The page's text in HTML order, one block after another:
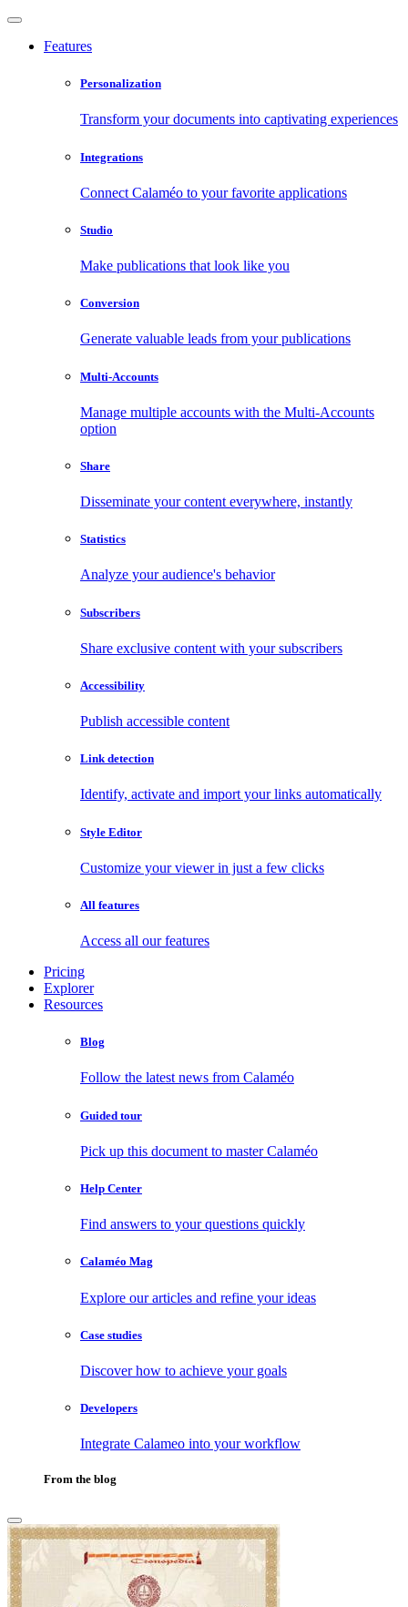
Features
Personalization
Transform your documents into captivating experiences
Integrations
Connect Calaméo to your favorite applications
Studio
Make publications that look like you
Conversion
Generate valuable leads from your publications
Multi-Accounts
Manage multiple accounts with the Multi-Accounts
option
Share
Disseminate your content everywhere, instantly
Statistics
Analyze your audience's behavior
Subscribers
Share exclusive content with your subscribers
Accessibility
Publish accessible content
Link detection
Identify, activate and import your links automatically
Style Editor
Customize your viewer in just a few clicks
All features
Access all our features
Pricing
Explorer
Resources
Blog
Follow the latest news from Calaméo
Guided tour
Pick up this document to master Calaméo
Help Center
Find answers to your questions quickly
Calaméo Mag
Explore our articles and refine your ideas
Case studies
Discover how to achieve your goals
Developers
Integrate Calameo into your workflow
From the blog